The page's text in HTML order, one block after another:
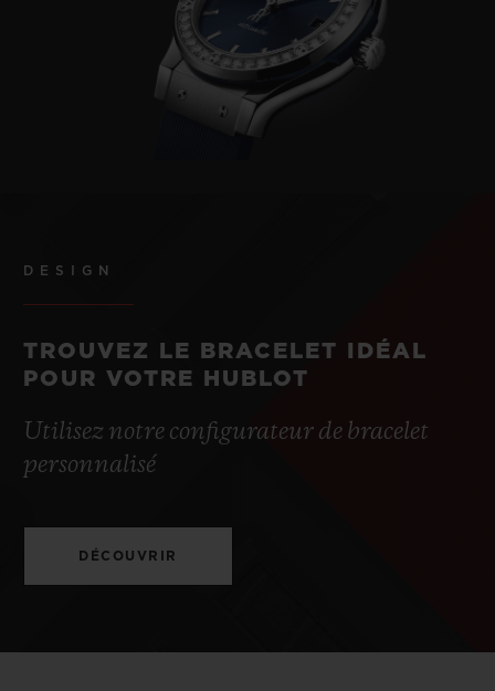
DESIGN
TROUVEZ LE BRACELET IDÉAL
POUR VOTRE HUBLOT
Utilisez notre configurateur de bracelet
personnalisé
DÉCOUVRIR